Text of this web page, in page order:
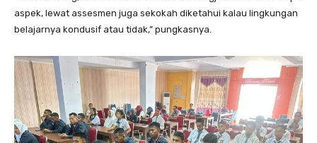
aspek, lewat assesmen juga sekokah diketahui kalau lingkungan
belajarnya kondusif atau tidak,” pungkasnya.